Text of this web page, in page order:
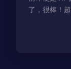
了，很棒！